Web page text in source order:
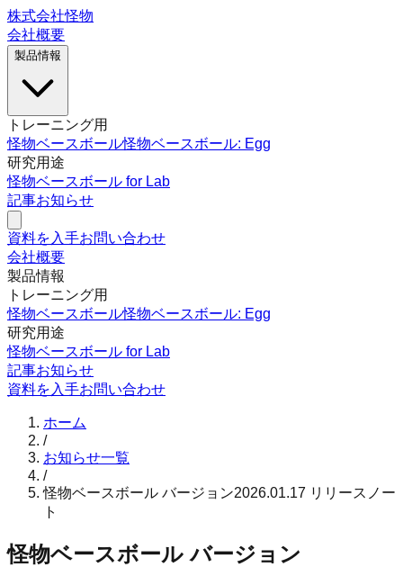
株式会社怪物
会社概要
製品情報
トレーニング用
怪物ベースボール怪物ベースボール: Egg
研究用途
怪物ベースボール for Lab
記事お知らせ
資料を入手お問い合わせ
会社概要
製品情報
トレーニング用
怪物ベースボール怪物ベースボール: Egg
研究用途
怪物ベースボール for Lab
記事お知らせ
資料を入手お問い合わせ
ホーム
/
お知らせ一覧
/
怪物ベースボール バージョン2026.01.17 リリースノー
ト
怪物ベースボール バージョン